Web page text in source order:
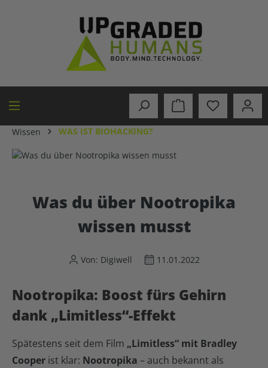
Wissen WAS IST BIOHACKING?
Was du über Nootropika
wissen musst
Von: Digiwell 11.01.2022
Nootropika: Boost fürs Gehirn
dank „Limitless“-Effekt
Spätestens seit dem Film „Limitless“ mit Bradley
Cooper ist klar: Nootropika – auch bekannt als